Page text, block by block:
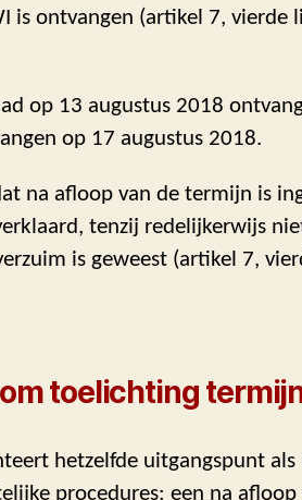
is ontvangen (artikel 7, vierde
op 13 augustus 2018
op 17 augustus 2018.
na afloop van de termijn is
tenzij redelijkerwijs
is geweest (artikel 7,
toelichting
hetzelfde uitgangspunt
procedures: een na